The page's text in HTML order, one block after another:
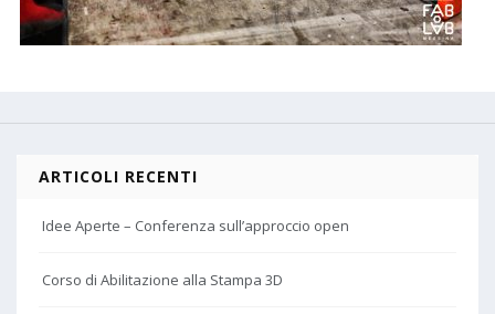
ARTICOLI RECENTI
Idee Aperte – Conferenza sull’approccio open
Corso di Abilitazione alla Stampa 3D